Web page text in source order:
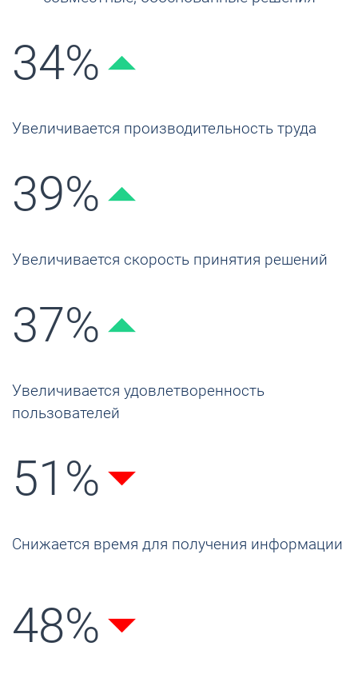
34%
Увеличивается производительность труда
39%
Увеличивается скорость принятия решений
37%
Увеличивается удовлетворенность
пользователей
51%
Снижается время для получения информации
48%